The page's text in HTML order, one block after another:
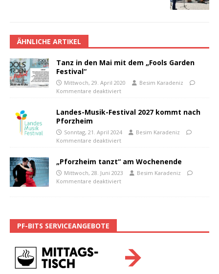
ÄHNLICHE ARTIKEL
Tanz in den Mai mit dem „Fools Garden
Festival“
Mittwoch, 29. April 2020
Besim Karadeniz
Kommentare deaktiviert
Landes-Musik-Festival 2027 kommt nach
Pforzheim
Sonntag, 21. April 2024
Besim Karadeniz
Kommentare deaktiviert
„Pforzheim tanzt“ am Wochenende
Mittwoch, 28. Juni 2023
Besim Karadeniz
Kommentare deaktiviert
PF-BITS SERVICEANGEBOTE